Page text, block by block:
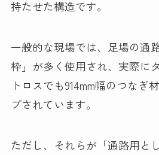
持たせた構造です。
一般的な現場では、足場の通
枠」が多く使用され、実際に
トロスでも914mm幅のつなぎ
プされています。
ただし、それらが「通路用と